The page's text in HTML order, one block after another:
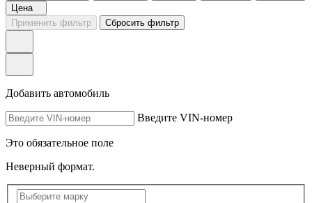
Цена
Применить фильтр
Сбросить фильтр
Добавить автомобиль
Введите VIN-номер
Это обязательное поле
Неверный формат.